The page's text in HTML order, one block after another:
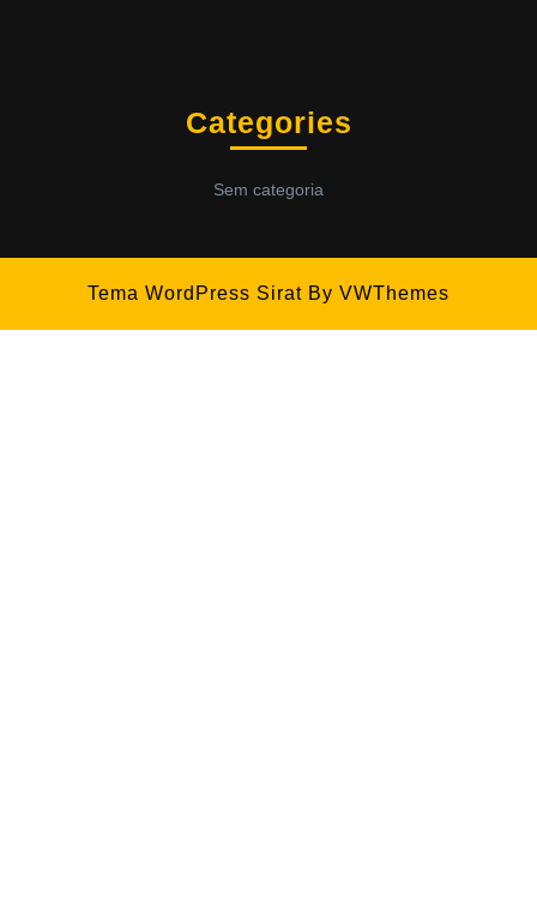
Categories
Sem categoria
Tema WordPress Sirat By VWThemes